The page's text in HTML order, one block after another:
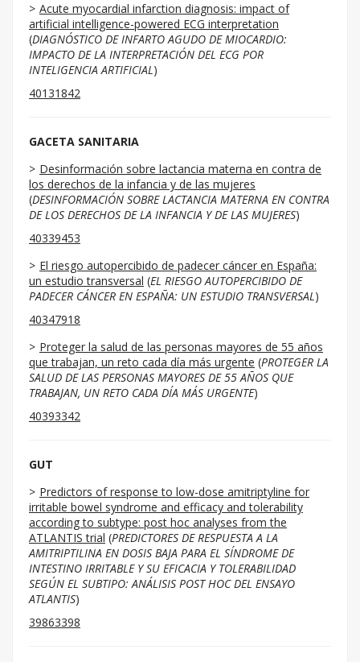
Acute myocardial infarction diagnosis: impact of
artificial intelligence-powered ECG interpretation
(DIAGNÓSTICO DE INFARTO AGUDO DE MIOCARDIO:
IMPACTO DE LA INTERPRETACIÓN DEL ECG POR
INTELIGENCIA ARTIFICIAL)
40131842
GACETA SANITARIA
Desinformación sobre lactancia materna en contra de
los derechos de la infancia y de las mujeres
(DESINFORMACIÓN SOBRE LACTANCIA MATERNA EN CONTRA
DE LOS DERECHOS DE LA INFANCIA Y DE LAS MUJERES)
40339453
El riesgo autopercibido de padecer cáncer en España:
un estudio transversal (EL RIESGO AUTOPERCIBIDO DE
PADECER CÁNCER EN ESPAÑA: UN ESTUDIO TRANSVERSAL)
40347918
Proteger la salud de las personas mayores de 55 años
que trabajan, un reto cada día más urgente (PROTEGER LA
SALUD DE LAS PERSONAS MAYORES DE 55 AÑOS QUE
TRABAJAN, UN RETO CADA DÍA MÁS URGENTE)
40393342
GUT
Predictors of response to low-dose amitriptyline for
irritable bowel syndrome and efficacy and tolerability
according to subtype: post hoc analyses from the
ATLANTIS trial (PREDICTORES DE RESPUESTA A LA
AMITRIPTILINA EN DOSIS BAJA PARA EL SÍNDROME DE
INTESTINO IRRITABLE Y SU EFICACIA Y TOLERABILIDAD
SEGÚN EL SUBTIPO: ANÁLISIS POST HOC DEL ENSAYO
ATLANTIS)
39863398